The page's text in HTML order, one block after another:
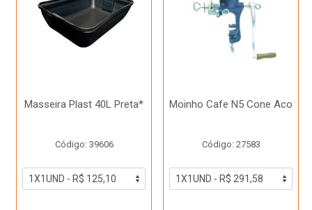
Masseira Plast 40L Preta*
Código: 39606
Moinho Cafe N5 Cone Aco
Código: 27583